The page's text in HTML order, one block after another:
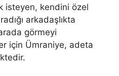
isteyen, kendini özel
arkadaşlıkta
görmeyi
için Ümraniye, adeta